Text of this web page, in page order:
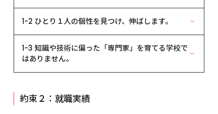
ん。
本学の学生は、入学前から自分が進む分野が「好
き」で、それを職業にしようと学んでいます。入学
時、その「好き」を測るのに、学校の成績や偏差値
るのは、他とはひと味違う、何かありそうな学校
1-2 ひとり１人の個性を見つけ、伸ばします。
たとえば、「○○自動車の社長の名前は？」という
問題には、1つの回答しかありませんが、「○○自動
車についての感想を述べよ」といった問題ならどう
り、○や×で簡単に優劣をつけられるものではありま
せん。本学では、このように、答えの無限にある問
1-3 知識や技術に偏った「専門家」を育てる学校で
はありません。
学生のひとり１人に、「豊かさ」のある人間になっ
約束２：就職実績